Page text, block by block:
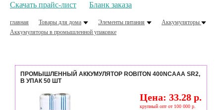
Скачать прайс-лист Бланк заказа
главная Товары для дома Элементы питания
Аккумуляторы
Аккумуляторы в промышленной упаковке
ПРОМЫШЛЕННЫЙ АККУМУЛЯТОР ROBITON 400NCAAA SR2,
В УПАК 50 ШТ
Цена: 33.28 р.
крупный опт от 100 000 р.